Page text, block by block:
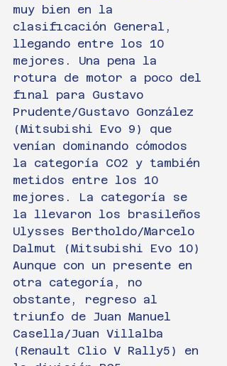
muy bien en la
clasificación General,
llegando entre los 10
mejores. Una pena la
rotura de motor a poco del
final para Gustavo
Prudente/Gustavo González
(Mitsubishi Evo 9) que
venían dominando cómodos
la categoría CO2 y también
metidos entre los 10
mejores. La categoría se
la llevaron los brasileños
Ulysses Bertholdo/Marcelo
Dalmut (Mitsubishi Evo 10)
Aunque con un presente en
otra categoría, no
obstante, regreso al
triunfo de Juan Manuel
Casella/Juan Villalba
(Renault Clio V Rally5) en